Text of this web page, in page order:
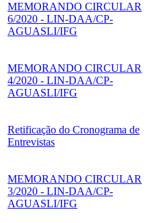
MEMORANDO CIRCULAR
6/2020 - LIN-DAA/CP-
AGUASLI/IFG
MEMORANDO CIRCULAR
4/2020 - LIN-DAA/CP-
AGUASLI/IFG
Retificação do Cronograma de
Entrevistas
MEMORANDO CIRCULAR
3/2020 - LIN-DAA/CP-
AGUASLI/IFG